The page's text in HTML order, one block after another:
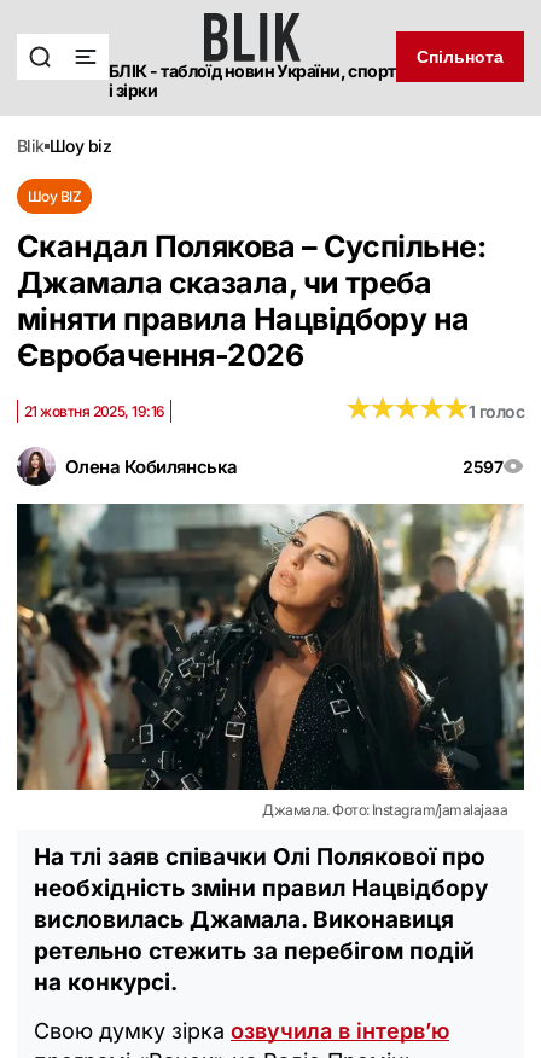
БЛІК - таблоїд новин України, спорт
і зірки
Спільнота
blik шоу biz
Шоу BIZ
Скандал Полякова – Суспільне:
Джамала сказала, чи треба
міняти правила Нацвідбору на
Євробачення-2026
Олена Кобилянська 2597
21 жовтня 2025, 19:16 ★★★★★
★★★★★1 голос
Джамала. Фото: Instagram/jamalajaaa
На тлі заяв співачки Олі Полякової про
необхідність зміни правил Нацвідбору
висловилась Джамала. Виконавиця
ретельно стежить за перебігом подій
на конкурсі.
Свою думку зірка озвучила в інтервʼю